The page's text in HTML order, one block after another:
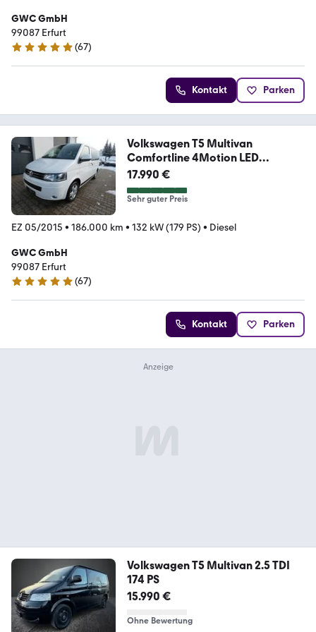
GWC GmbH
99087 Erfurt
4.9 Sterne
(67)
Kontakt Parken
Volkswagen T5 Multivan
Comfortline 4Motion LED
Alcantara
17.990 €
Sehr guter Preis
EZ 05/2015 • 186.000 km • 132 kW (179 PS) • Diesel
GWC GmbH
99087 Erfurt
4.9 Sterne
(67)
Kontakt Parken
Volkswagen T5 Multivan 2.5 TDI
174 PS
15.990 €
Ohne Bewertung